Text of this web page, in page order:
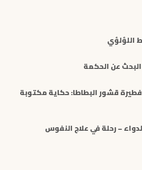
اللؤلؤي
عن الحكمة
قشور البطاطا: حكاية مكتوبة
– رحلة في علاج النفوس